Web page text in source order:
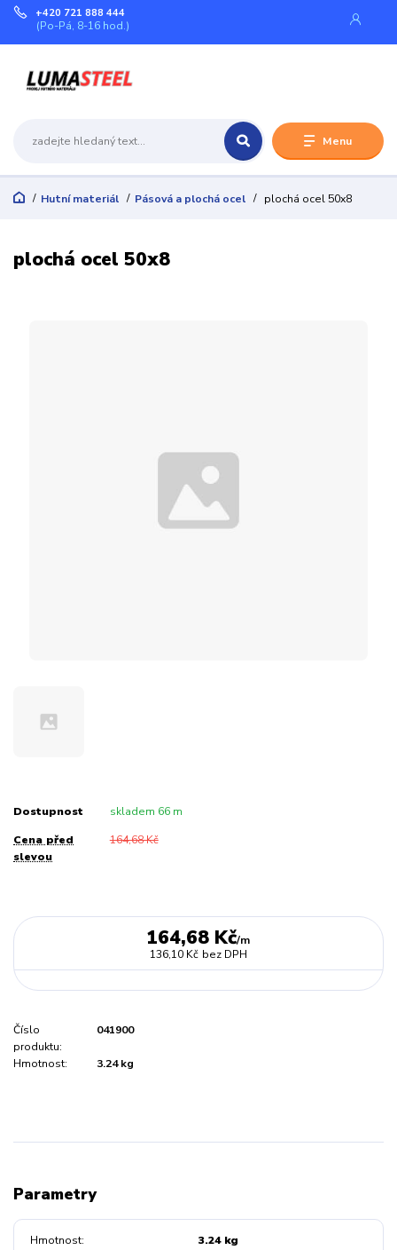
Menu
+420 721 888 444
(Po-Pá, 8-16 hod.)
Hutní materiál Pásová a plochá ocel plochá ocel 50x8
plochá ocel 50x8
Dostupnost skladem 66 m
Cena před
slevou
164,68 Kč
164,68 Kč/m
136,10 Kč bez DPH
Číslo
produktu:
041900
Hmotnost: 3.24 kg
Parametry
Hmotnost 3.24 kg